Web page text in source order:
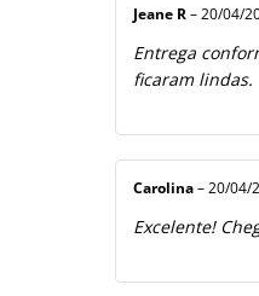
Jeane R – 20/04/
Entrega
ficaram lindas.
Carolina – 20/04/
Excelente!